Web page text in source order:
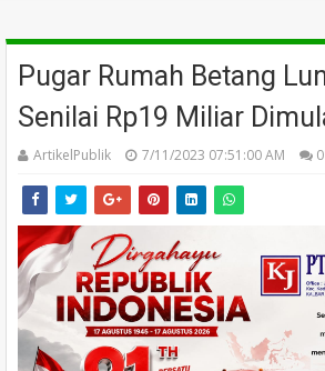
Pugar Rumah Betang
Senilai Rp19 Miliar
ArtikelPublik 7/11/2023 07:51:00 AM 0